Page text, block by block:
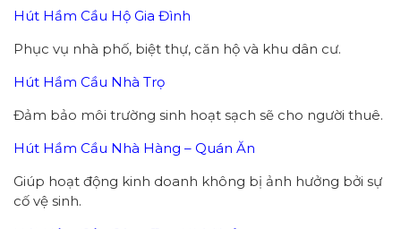
Hút Hầm Cầu Hộ Gia Đình
Phục vụ nhà phố, biệt thự, căn hộ và khu dân cư.
Hút Hầm Cầu Nhà Trọ
Đảm bảo môi trường sinh hoạt sạch sẽ cho người thuê.
Hút Hầm Cầu Nhà Hàng – Quán Ăn
Giúp hoạt động kinh doanh không bị ảnh hưởng bởi sự
cố vệ sinh.